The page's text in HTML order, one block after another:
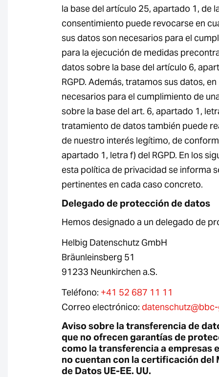
la base del artículo 25, apartado 1, de
consentimiento puede revocarse en
sus datos son necesarios para el
para la ejecución de medidas
datos sobre la base del artículo 6,
RGPD. Además, tratamos sus datos,
necesarios para el cumplimiento de
sobre la base del art. 6, apartado 1,
tratamiento de datos también puede
de nuestro interés legítimo, de
apartado 1, letra f) del RGPD. En los
esta política de privacidad se informa
pertinentes en cada caso concreto.
Delegado de protección de datos
Hemos designado a un delegado de
Helbig Datenschutz GmbH
Bräunleinsberg 51
91233 Neunkirchen a.S.
Teléfono: +41 52 687 11 11
Correo electrónico:
Aviso sobre la transferencia de
que no ofrecen garantías de
como la transferencia a empresas
no cuentan con la certificación del
de Datos UE-EE. UU.